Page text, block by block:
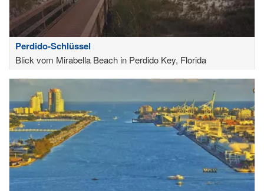
Perdido-Schlüssel
Blick vom Mirabella Beach in Perdido Key, Florida